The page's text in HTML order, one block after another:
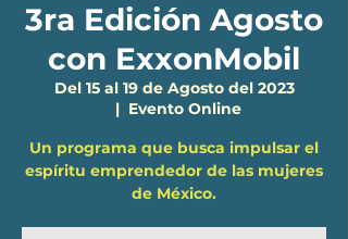
3ra Edición Agosto
con ExxonMobil
Del 15 al 19 de Agosto del 2023
  |
Evento Online
Un programa que busca impulsar el
espíritu emprendedor de las mujeres
de México.